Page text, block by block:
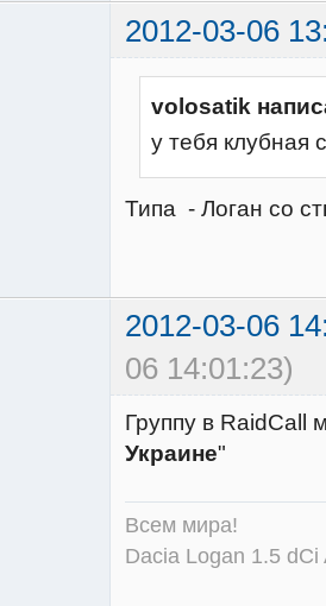
2012-03-06
volosatik
у тебя клубная
Типа - Логан со
2012-03-06
06 14:01:23)
Группу в RaidCall
Украине"
Всем мира!
Dacia Logan 1.5